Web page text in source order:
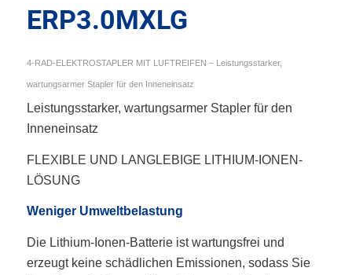
ERP3.0MXLG
4-RAD-ELEKTROSTAPLER MIT LUFTREIFEN – Leistungsstarker,
wartungsarmer Stapler für den Inneneinsatz
Leistungsstarker, wartungsarmer Stapler für den
Inneneinsatz
FLEXIBLE UND LANGLEBIGE LITHIUM-IONEN-
LÖSUNG
Weniger Umweltbelastung
Die Lithium-Ionen-Batterie ist wartungsfrei und
erzeugt keine schädlichen Emissionen, sodass Sie